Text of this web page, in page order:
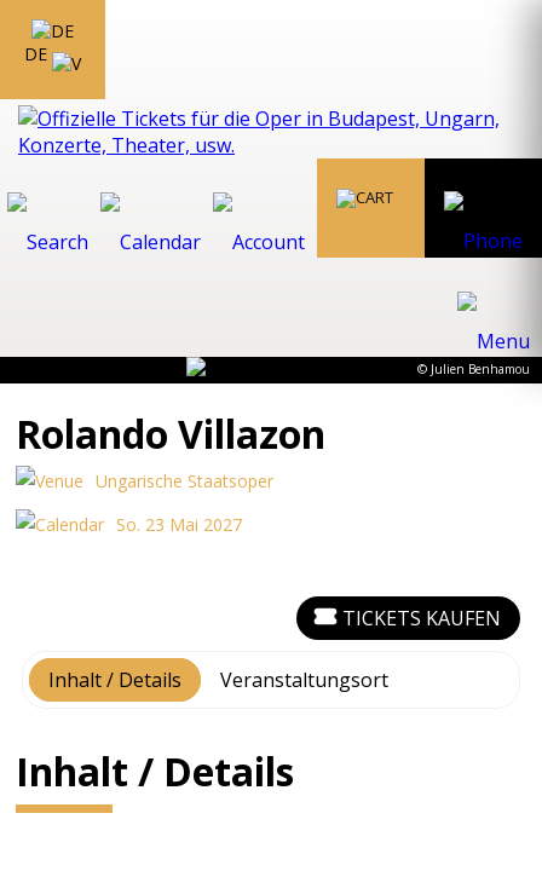
DE
© Julien Benhamou
Rolando Villazon
Ungarische Staatsoper
So. 23 Mai 2027
Inhalt / Details Veranstaltungsort
TICKETS KAUFEN
Inhalt / Details